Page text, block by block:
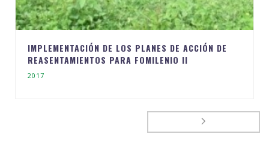
IMPLEMENTACIÓN DE LOS PLANES DE ACCIÓN DE
REASENTAMIENTOS PARA FOMILENIO II
2017